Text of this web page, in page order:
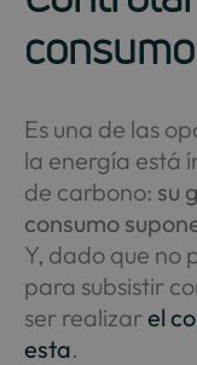
Es una de las
la energía está
de carbono: su
consumo
Y, dado que no
para subsistir
ser realizarel
esta.